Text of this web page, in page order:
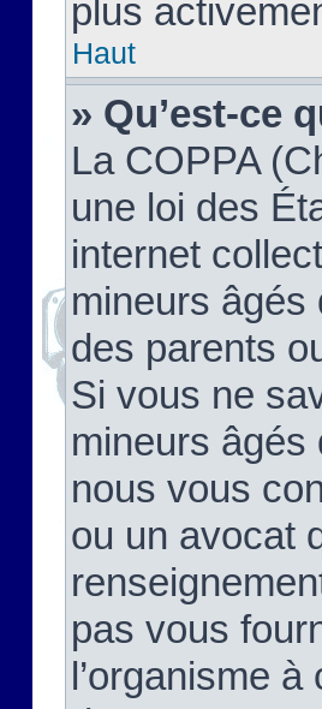
plus
Haut
» Qu’est-ce
La COPPA
une loi des
internet
mineurs âgés
des parents
Si vous ne
mineurs âgés
nous vous
ou un avocat
pas vous
l’organisme